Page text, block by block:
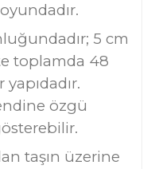
5 cm
toplamda 48
özgü
taşın üzerine